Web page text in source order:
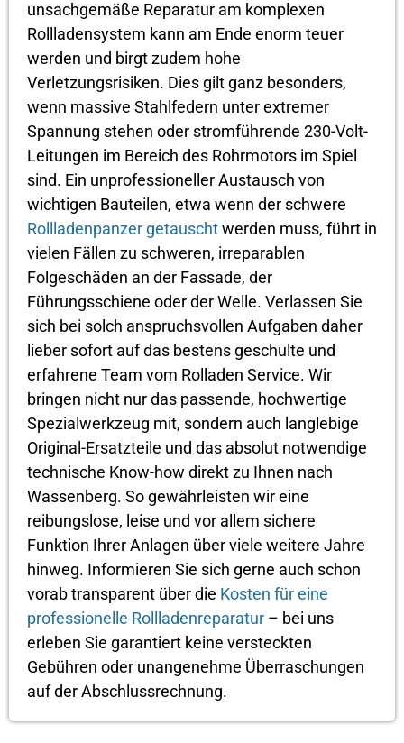
unsachgemäße Reparatur am komplexen
Rollladensystem kann am Ende enorm teuer
werden und birgt zudem hohe
Verletzungsrisiken. Dies gilt ganz besonders,
wenn massive Stahlfedern unter extremer
Spannung stehen oder stromführende 230-Volt-
Leitungen im Bereich des Rohrmotors im Spiel
sind. Ein unprofessioneller Austausch von
wichtigen Bauteilen, etwa wenn der schwere
Rollladenpanzer getauschtwerden muss, führt in
vielen Fällen zu schweren, irreparablen
Folgeschäden an der Fassade, der
Führungsschiene oder der Welle. Verlassen Sie
sich bei solch anspruchsvollen Aufgaben daher
lieber sofort auf das bestens geschulte und
erfahrene Team vom Rolladen Service. Wir
bringen nicht nur das passende, hochwertige
Spezialwerkzeug mit, sondern auch langlebige
Original-Ersatzteile und das absolut notwendige
technische Know-how direkt zu Ihnen nach
Wassenberg. So gewährleisten wir eine
reibungslose, leise und vor allem sichere
Funktion Ihrer Anlagen über viele weitere Jahre
hinweg. Informieren Sie sich gerne auch schon
vorab transparent über die Kosten für eine
professionelle Rollladenreparatur – bei uns
erleben Sie garantiert keine versteckten
Gebühren oder unangenehme Überraschungen
auf der Abschlussrechnung.